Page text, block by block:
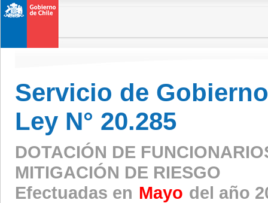
Servicio de
Ley N° 20.285
DOTACIÓN DE
MITIGACIÓN DE RIESGO
Efectuadas en Mayo del año